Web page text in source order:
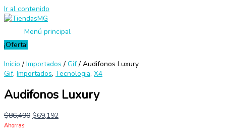
Ir al contenido
Menú principal
¡Oferta!
Inicio / Importados / Gif/ Audifonos Luxury
Gif, Importados, Tecnologia, X4
Audifonos Luxury
$86,490 $69,192
Ahorras